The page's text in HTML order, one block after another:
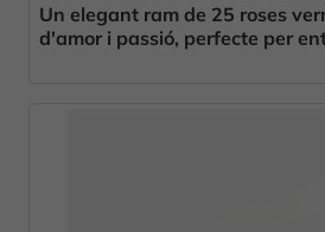
Un elegant ram de 25 roses
d'amor i passió, perfecte per